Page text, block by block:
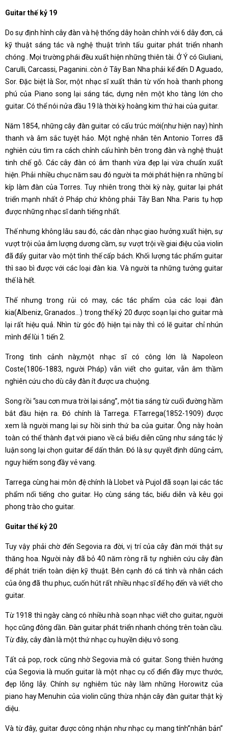
Guitar thế kỷ 19
Do sự định hình cây đàn và hệ thống dây hoàn chỉnh với 6 dây đơn, cả
kỹ thuật sáng tác và nghệ thuật trình tấu guitar phát triển nhanh
chóng . Mọi trường phái đều xuất hiện những thiên tài. Ở Ý có Giuliani,
Carulli, Carcassi, Paganini..còn ở Tây Ban Nha phải kể đến D Aguado,
Sor. Đặc biệt là Sor, một nhạc sĩ xuất thân từ vốn hoà thanh phong
phú của Piano song lại sáng tác, dựng nên một kho tàng lớn cho
guitar. Có thể nói nửa đầu 19 là thời kỳ hoàng kim thứ hai của guitar.
Năm 1854, những cây đàn guitar có cấu trúc mới(như hiện nay) hình
thanh và âm sắc tuyệt hảo. Một nghệ nhân tên Antonio Torres đã
nghiên cứu tìm ra cách chỉnh cấu hình bên trong đàn và nghệ thuật
tinh chế gỗ. Các cây đàn có âm thanh vừa đẹp lại vừa chuẩn xuất
hiện. Phải nhiều chục năm sau đó người ta mới phát hiện ra những bí
kíp làm đàn của Torres. Tuy nhiên trong thời kỳ này, guitar lại phát
triển mạnh nhất ở Pháp chứ không phải Tây Ban Nha. Paris tụ hợp
được những nhạc sĩ danh tiếng nhất.
Thế nhưng không lâu sau đó, các dàn nhạc giao hưởng xuất hiện, sự
vượt trội của âm lượng dương cầm, sự vượt trội về giai điệu của violin
đã đẩy guitar vào một tình thế cấp bách. Khối lượng tác phẩm guitar
thì sao bì được với các loại đàn kia. Và người ta những tưởng guitar
thế là hết.
Thế nhưng trong rủi có may, các tác phẩm của các loại đàn
kia(Albeniz, Granados…) trong thế kỷ 20 được soạn lại cho guitar mà
lại rất hiệu quả. Nhìn từ góc độ hiện tại này thì có lẽ guitar chỉ nhún
mình để lùi 1 tiến 2.
Trong tình cảnh này,một nhạc sĩ có công lớn là Napoleon
Coste(1806-1883, người Pháp) vẫn viết cho guitar, vẫn âm thầm
nghiên cứu cho dù cây đàn ít được ưa chuộng.
Song rồi “sau cơn mưa trời lại sáng”, một tia sáng từ cuối đường hầm
bắt đầu hiện ra. Đó chính là Tarrega. F.Tarrega(1852-1909) được
xem là người mang lại sự hồi sinh thứ ba của guitar. Ông này hoàn
toàn có thể thành đạt với piano về cả biểu diễn cũng như sáng tác lý
luận song lại chọn guitar để dấn thân. Đó là sự quyết định dũng cảm,
nguy hiểm song đầy vẻ vang.
Tarrega cùng hai môn đệ chính là Llobet và Pujol đã soạn lại các tác
phẩm nổi tiếng cho guitar. Họ cùng sáng tác, biểu diễn và kêu gọi
phong trào cho guitar.
Guitar thế kỷ 20
Tuy vậy phải chờ đến Segovia ra đời, vị trí của cây đàn mới thật sự
thăng hoa. Người này đã bỏ 40 năm ròng rã tự nghiên cứu cây đàn
để phát triển toàn diện kỹ thuật. Bên cạnh đó cá tính và nhân cách
của ông đã thu phục, cuốn hút rất nhiều nhạc sĩ để họ đến và viết cho
guitar.
Từ 1918 thì ngày càng có nhiều nhà soạn nhạc viết cho guitar, người
học cũng đông dần. Đàn guitar phát triển nhanh chóng trên toàn cầu.
Từ đây, cây đàn là một thứ nhạc cụ huyền diệu vô song.
Tất cả pop, rock cũng nhờ Segovia mà có guitar. Song thiên hướng
của Segovia là muốn guitar là một nhạc cụ cổ điển đầy mực thước,
đẹp lỗng lẫy. Chính sự nghiêm túc này làm những Horowitz của
piano hay Menuhin của violin cũng thừa nhận cây đàn guitar thật kỳ
diệu.
Và từ đây, guitar được công nhận như nhạc cụ mang tính”nhân bản”